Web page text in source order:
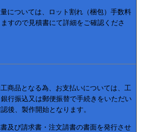
については、ロット割れ（梱包）手数料
すので見積書にて詳細をご確認くださ
商品となる為、お支払いについては、工
行振込又は郵便振替で手続きをいただい
後、製作開始となります。
及び請求書・注文請書の書面を発行させ